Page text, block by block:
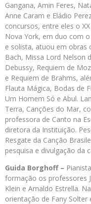
Gangana, Amin Feres,
Anne Caram e Eládio
concursos, entre eles o
Nova York, em duo com
e solista, atuou em obras
Bach, Missa Lord Nelson
Debussy, Requiem de
e Requiem de Brahms,
Flauta Mágica, Bodas de
Um Homem Só e Abul.
Terra, Canções do Mar,
professora de Canto na
diretora da Instituição.
Resgate da Canção
pesquisa e divulgação da
Guida Borghoff –
formação os professores
Klein e Arnaldo Estrella.
orientação de Fany